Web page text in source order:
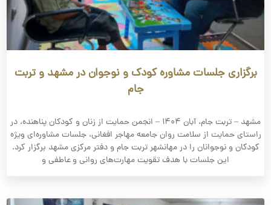
برگزاری جلسات مشاوره کودک و نوجوان در مشهد و تربت
جام
مشهد – تربت جام، آبان ۱۴۰۴ – انجمن حمایت از زنان و کودکان پناهنده، در
راستای حمایت از سلامت روان جامعه مهاجر افغانی، جلسات مشاوره‌ای ویژه
کودکان و نوجوانان را در مهانشهر تربت جام و دفتر مرکزی مشهد برگزار کرد.
این جلسات با هدف تقویت مهارت‌های روانی و عاطفی و